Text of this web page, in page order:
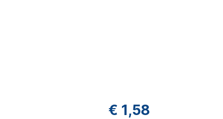
€ 1,58